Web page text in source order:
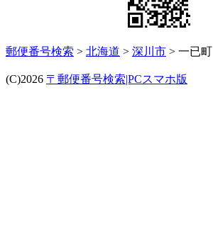
郵便番号検索 > 北海道 > 深川市 > 一已町
(C)2026 〒郵便番号検索|PCスマホ版